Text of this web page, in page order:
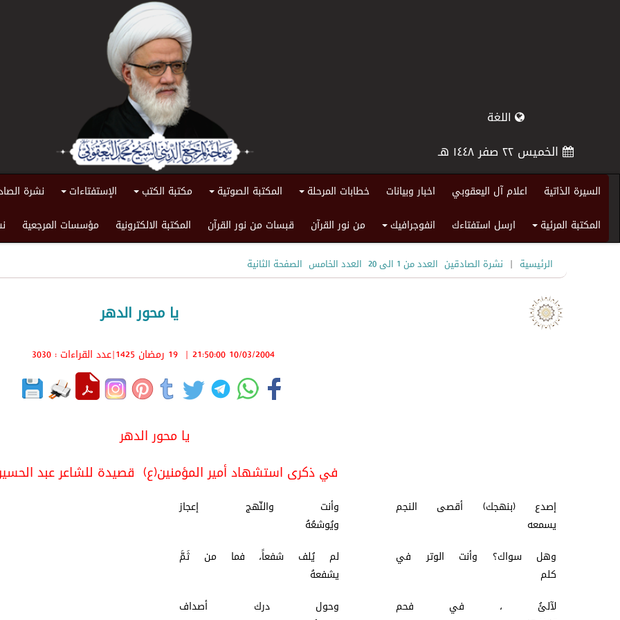
اللغة
الخميس ٢٢ صفر ١٤٤٨ هـ
السيرة الذاتية اعلام آل اليعقوبي اخبار وبيانات خطابات المرحلة المكتبة الصوتية مكتبة الكتب الإستفتاءات نشرة
المكتبة المرئية ارسل استفتاءك انفوجرافيك من نور القرآن قبسات من نور القرآن المكتبة الالكترونية مؤسسات المرجعية
الرئيسية | نشرة الصادقين العدد من 1 الى 20 العدد الخامس الصفحة الثانية
يا محور الدهر
10/03/2004 21:50:00
| 19 رمضان 1425 |عدد القراءات : 3030
يا محور الدهر
في ذكرى استشهاد أمير المؤمنين(ع) قصيدة للشاعر عبد
إصدع (بنهجك) أقصى النجم
يسمعه
وهل سواك؟ وأنت الوتر في
كلم
لآلئُ ، في فحم
وأنت والنّهج إعجاز
ويُوشعُهُ
لم يُلف شفعاً، فما من ثَمَّ
يشفعهُ
وحول درك أصداف